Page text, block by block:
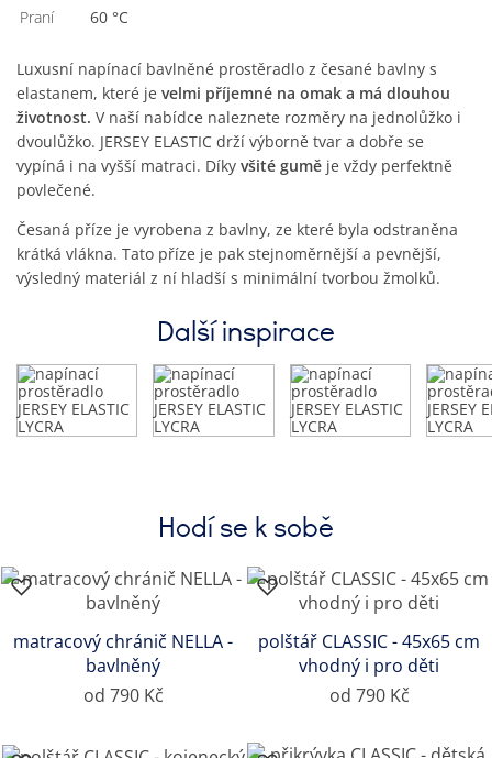
Praní
60 °C
Luxusní napínací bavlněné prostěradlo z česané bavlny s
elastanem, které je velmi příjemné na omak a má dlouhou
životnost. V naší nabídce naleznete rozměry na jednolůžko i
dvoulůžko. JERSEY ELASTIC drží výborně tvar a dobře se
vypíná i na vyšší matraci. Díky všité gumě je vždy perfektně
povlečené.
Česaná příze je vyrobena z bavlny, ze které byla odstraněna
krátká vlákna. Tato příze je pak stejnoměrnější a pevnější,
výsledný materiál z ní hladší s minimální tvorbou žmolků.
Další inspirace
Hodí se k sobě
matracový chránič NELLA -
bavlněný
od 790 Kč
polštář CLASSIC - 45x65 cm
vhodný i pro děti
od 790 Kč